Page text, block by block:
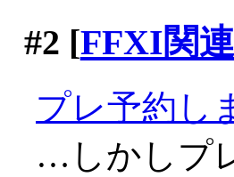
#2 [FFXI関連
プレ予約し
…しかしプ